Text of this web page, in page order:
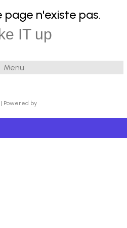
IT up
Menu
page n'existe pas.
| Powered by